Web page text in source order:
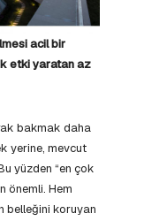
acil bir
etki yaratan az
bakmak daha
yerine, mevcut
yüzden “en çok
önemli. Hem
belleğini koruyan